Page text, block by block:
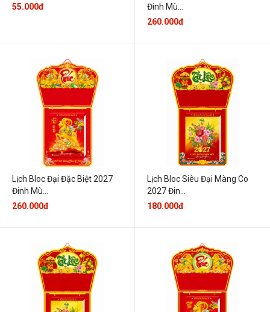
55.000đ
Đinh Mù...
260.000đ
Lịch Bloc Đại Đặc Biệt 2027
Đinh Mù...
260.000đ
Lịch Bloc Siêu Đại Màng Co
2027 Đin...
180.000đ